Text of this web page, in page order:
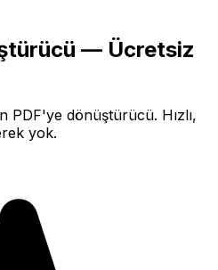
— Ücretsiz
PDF'ye dönüştürücü. Hızlı,
yok.